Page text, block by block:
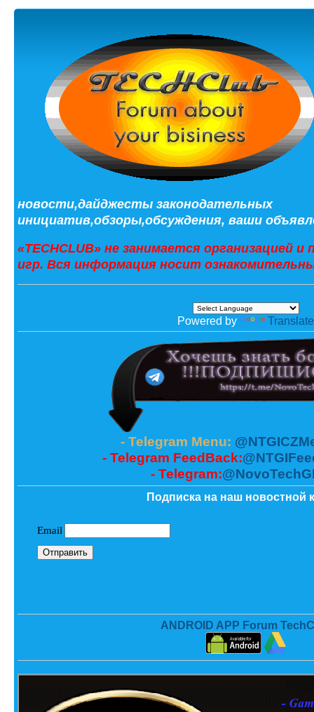
новости,дайджесты законодательных
инициатив,обзоры,обсуждения, ваши
«TECHCLUB» не занимается организацией
игр. Вся информация носит
Powered by Translate
- Telegram Menu:
- Telegram FeedBack:
- Telegram:
Подписка на наш новостной
ANDROID APP Forum